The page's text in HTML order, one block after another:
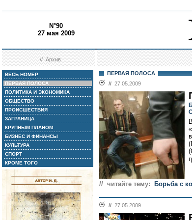
N°90
27 мая 2009
//Архив
ВЕСЬ НОМЕР
ПЕРВАЯ ПОЛОСА
ПОЛИТИКА И ЭКОНОМИКА
ОБЩЕСТВО
ПРОИСШЕСТВИЯ
ЗАГРАНИЦА
КРУПНЫМ ПЛАНОМ
БИЗНЕС И ФИНАНСЫ
КУЛЬТУРА
СПОРТ
КРОМЕ ТОГО
ПЕРВАЯ ПОЛОСА
// 27.05.2009
// читайте тему: Борьба с
// 27.05.2009